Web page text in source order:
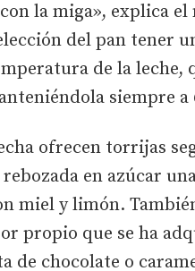
la miga», explica
del pan tener
de la leche,
siempre a
ofrecen torrijas
rebozada en azúcar
miel y limón.
propio que se ha
de chocolate o